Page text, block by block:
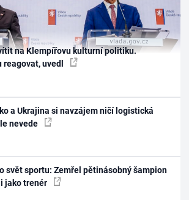
na Klempířovu kulturní politiku.
uvedl
a Ukrajina si navzájem ničí logistická
nevede
svět sportu: Zemřel pětinásobný šampion
jako trenér